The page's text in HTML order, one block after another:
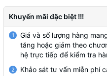
Khuyến mãi đặc biệt !!!
1
Giá và số lượng hàng
tăng hoặc giảm theo
hệ trực tiếp để kiểm tra
2
Khảo sát tư vấn miễn phí